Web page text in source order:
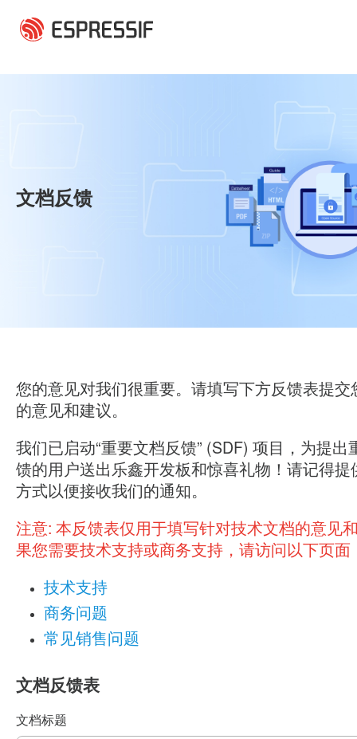
文档反馈
您的意见对我们很重要。请填写下方反馈表提交
的意见和建议。
我们已启动“重要文档反馈” (SDF) 项目，为提出
馈的用户送出乐鑫开发板和惊喜礼物！请记得提
方式以便接收我们的通知。
注意: 本反馈表仅用于填写针对技术文档的意见
果您需要技术支持或商务支持，请访问以下页面
技术支持
商务问题
常见销售问题
文档反馈表
文档标题